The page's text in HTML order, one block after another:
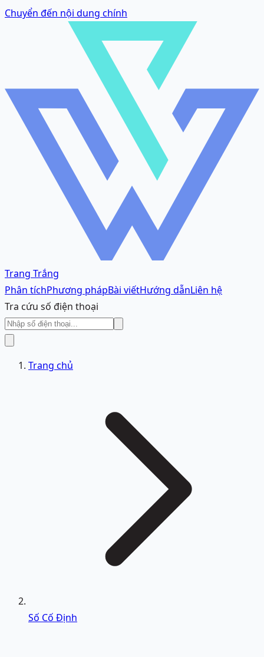
Chuyển đến nội dung chính
Trang Trắng
Phân tíchPhương phápBài viếtHướng dẫnLiên hệ
Tra cứu số điện thoại
Trang chủ
Số Cố Định